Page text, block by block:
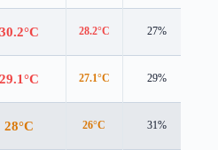
30.2°C 28.2°C 27%
29.1°C 27.1°C 29%
28°C 26°C 31%